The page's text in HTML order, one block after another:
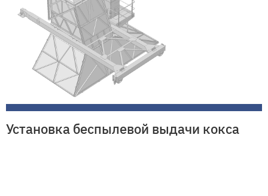
Установка беспылевой выдачи кокса